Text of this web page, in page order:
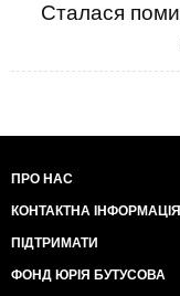
Сталася
ПРО НАС
КОНТАКТНА ІНФОРМАЦІЯ
ПІДТРИМАТИ
ФОНД ЮРІЯ БУТУСОВА